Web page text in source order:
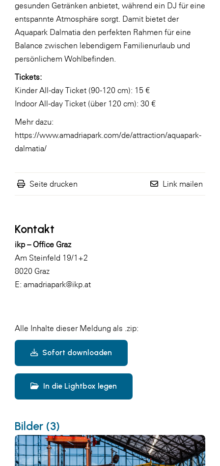
gesunden Getränken anbietet, während ein DJ für eine
entspannte Atmosphäre sorgt. Damit bietet der
Aquapark Dalmatia den perfekten Rahmen für eine
Balance zwischen lebendigem Familienurlaub und
persönlichem Wohlbefinden.
Tickets:
Kinder All-day Ticket (90-120 cm): 15 €
Indoor All-day Ticket (über 120 cm): 30 €
Mehr dazu:
https://www.amadriapark.com/de/attraction/aquapark-
dalmatia/
Seite drucken Link mailen
Kontakt
ikp – Office Graz
Am Steinfeld 19/1+2
8020 Graz
E: amadriapark@ikp.at
Alle Inhalte dieser Meldung als .zip:
Sofort downloaden
In die Lightbox legen
Bilder (3)